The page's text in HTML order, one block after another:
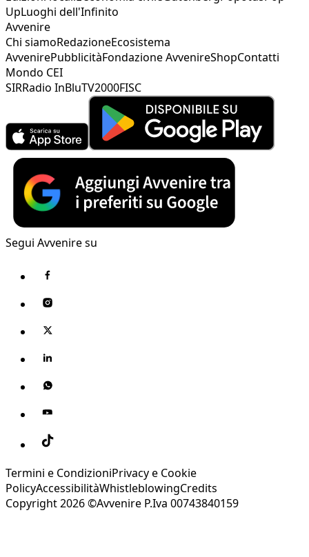
UpLuoghi dell'Infinito
Avvenire
Chi siamoRedazioneEcosistema
AvvenirePubblicitàFondazione AvvenireShopContatti
Mondo CEI
SIRRadio InBluTV2000FISC
Segui Avvenire su
Termini e CondizioniPrivacy e Cookie
PolicyAccessibilitàWhistleblowingCredits
Copyright 2026 ©Avvenire P.Iva 00743840159